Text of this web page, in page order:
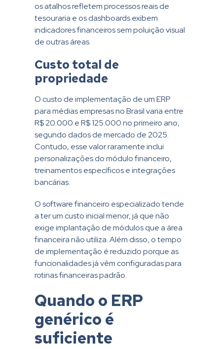
os atalhos refletem processos reais de
tesouraria e os dashboards exibem
indicadores financeiros sem poluição visual
de outras áreas.
Custo total de
propriedade
O custo de implementação de um ERP
para médias empresas no Brasil varia entre
R$ 20.000 e R$ 125.000 no primeiro ano,
segundo dados de mercado de 2025.
Contudo, esse valor raramente inclui
personalizações do módulo financeiro,
treinamentos específicos e integrações
bancárias.
O software financeiro especializado tende
a ter um custo inicial menor, já que não
exige implantação de módulos que a área
financeira não utiliza. Além disso, o tempo
de implementação é reduzido porque as
funcionalidades já vêm configuradas para
rotinas financeiras padrão.
Quando o ERP
genérico é
suficiente